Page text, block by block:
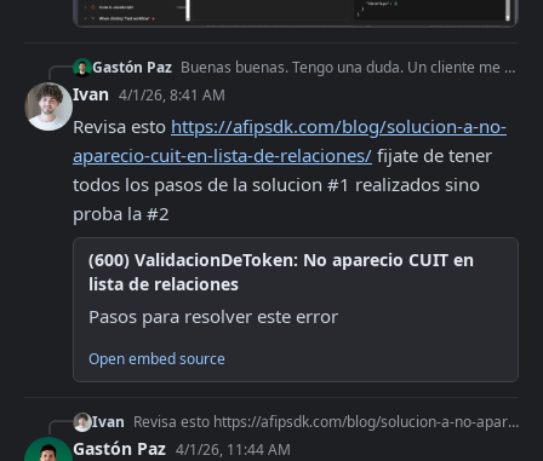
Gastón Paz Buenas buenas. Tengo una duda. Un cliente me delego correctamente el servicio de facturación electrónica. Veo que en mi flujo estoy utilizando correctamente el
Ivan 4/1/26, 8:41 AM
Revisa esto https://afipsdk.com/blog/solucion-a-no-
aparecio-cuit-en-lista-de-relaciones/ fijate de tener
todos los pasos de la solucion #1 realizados sino
proba la #2
(600) ValidacionDeToken: No aparecio CUIT en
lista de relaciones
Pasos para resolver este error
Open embed source
Ivan Revisa esto https://afipsdk.com/blog/solucion-a-no-aparecio-cuit-en-lista-de-relaciones/ fijate de tener todos los pasos de la solucion #1 realizados sino proba
Gastón Paz 4/1/26, 11:44 AM